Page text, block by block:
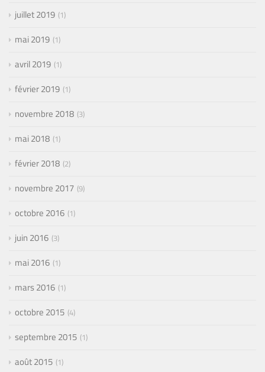
juillet 2019 1
mai 2019 1
avril 2019 1
février 2019 1
novembre 2018 3
mai 2018 1
février 2018 2
novembre 2017 9
octobre 2016 1
juin 2016 3
mai 2016 1
mars 2016 1
octobre 2015 4
septembre 2015 1
août 2015 1